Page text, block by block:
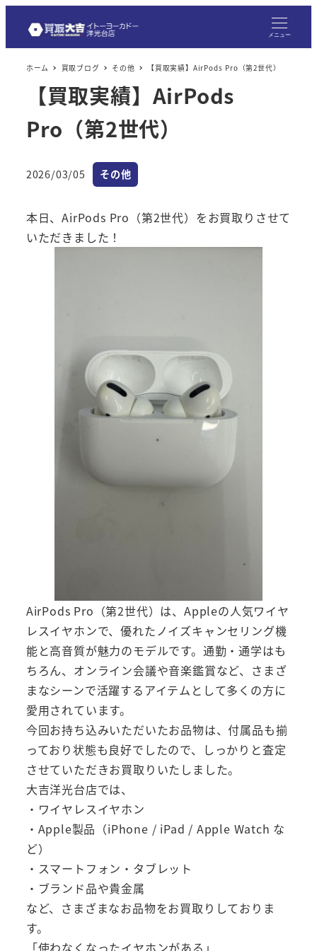
メニュー
ホーム 買取ブログ その他 【買取実績】AirPods Pro（第2世代）
【買取実績】AirPods
Pro（第2世代）
投稿日
2026/03/05 カテゴリー
その他
本日、AirPods Pro（第2世代）をお買取りさせて
いただきました！
AirPods Pro（第2世代）は、Appleの人気ワイヤ
レスイヤホンで、優れたノイズキャンセリング機
能と高音質が魅力のモデルです。通勤・通学はも
ちろん、オンライン会議や音楽鑑賞など、さまざ
まなシーンで活躍するアイテムとして多くの方に
愛用されています。
今回お持ち込みいただいたお品物は、付属品も揃
っており状態も良好でしたので、しっかりと査定
させていただきお買取りいたしました。
大吉洋光台店では、
・ワイヤレスイヤホン
・Apple製品（iPhone / iPad / Apple Watch な
ど）
・スマートフォン・タブレット
・ブランド品や貴金属
など、さまざまなお品物をお買取りしておりま
す。
「使わなくなったイヤホンがある」